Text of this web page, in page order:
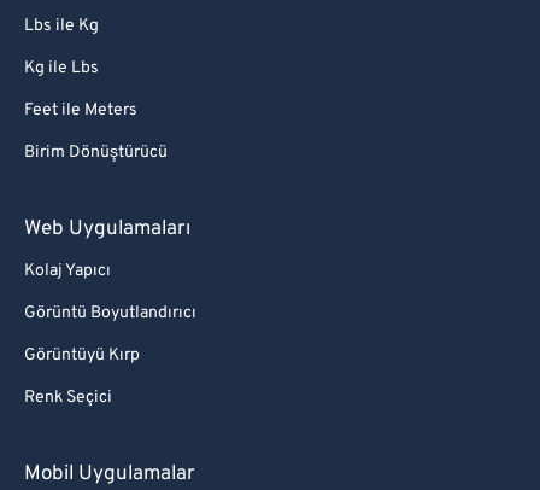
Lbs ile Kg
Kg ile Lbs
Feet ile Meters
Birim Dönüştürücü
Web Uygulamaları
Kolaj Yapıcı
Görüntü Boyutlandırıcı
Görüntüyü Kırp
Renk Seçici
Mobil Uygulamalar